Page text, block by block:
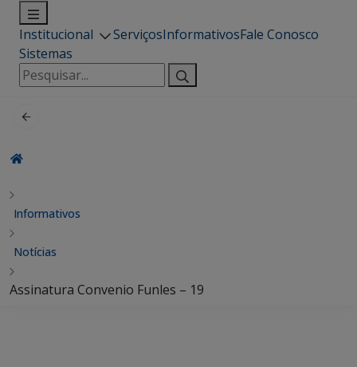
Institucional ServiçosInformativosFale Conosco
Sistemas
Pesquisar
por:
Informativos
Notícias
Assinatura Convenio Funles – 19